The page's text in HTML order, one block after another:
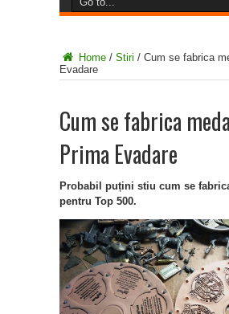
Home / Stiri / Cum se fabrica
Evadare
Cum se fabrica
Prima Evadare
Probabil puțini stiu cum se
pentru Top 500.